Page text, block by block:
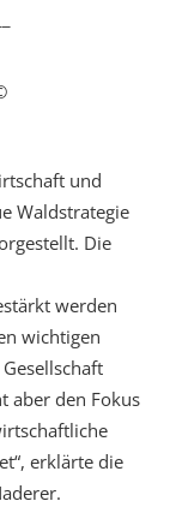
und
Waldstrategie
Die
werden
wichtigen
aber den Fokus
erklärte die